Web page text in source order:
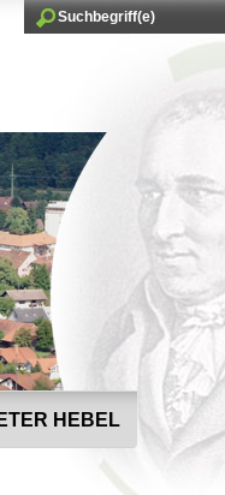
HEBEL